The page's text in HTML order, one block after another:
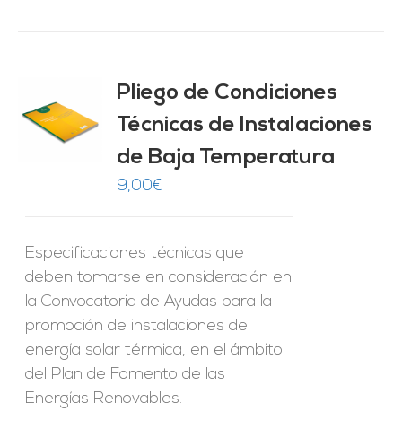
Pliego de Condiciones
Técnicas de Instalaciones
de Baja Temperatura
9,00€
Especificaciones técnicas que
deben tomarse en consideración en
la Convocatoria de Ayudas para la
promoción de instalaciones de
energía solar térmica, en el ámbito
del Plan de Fomento de las
Energías Renovables.